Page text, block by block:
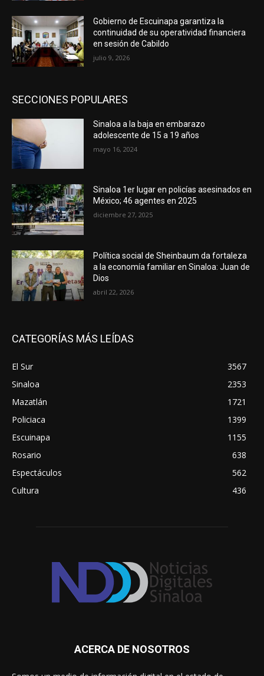
Gobierno de Escuinapa garantiza la
continuidad de su operatividad financiera
en sesión de Cabildo
julio 9, 2026
SECCIONES POPULARES
Sinaloa a la baja en embarazo
adolescente de 15 a 19 años
mayo 16, 2024
Sinaloa 1er lugar en policías asesinados en
México; 46 agentes en 2025
diciembre 27, 2025
Política social de Sheinbaum da fortaleza
a la economía familiar en Sinaloa: Juan de
Dios
abril 22, 2026
CATEGORÍAS MÁS LEÍDAS
El Sur
3567
Sinaloa
2353
Mazatlán
1721
Policiaca
1399
Escuinapa
1155
Rosario
638
Espectáculos
562
Cultura
436
ACERCA DE NOSOTROS